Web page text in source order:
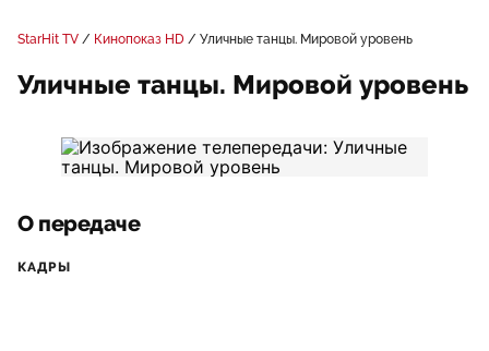
StarHit TV Кинопоказ HD Уличные танцы. Мировой уровень
Уличные танцы. Мировой уровень
О передаче
КАДРЫ